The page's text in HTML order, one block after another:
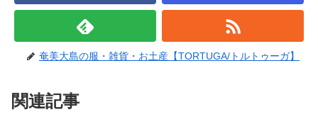
奄美大島の服・雑貨・お土産【TORTUGA/トルトゥーガ】
関連記事